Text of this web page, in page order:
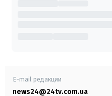
E-mail редакции
news24@24tv.com.ua